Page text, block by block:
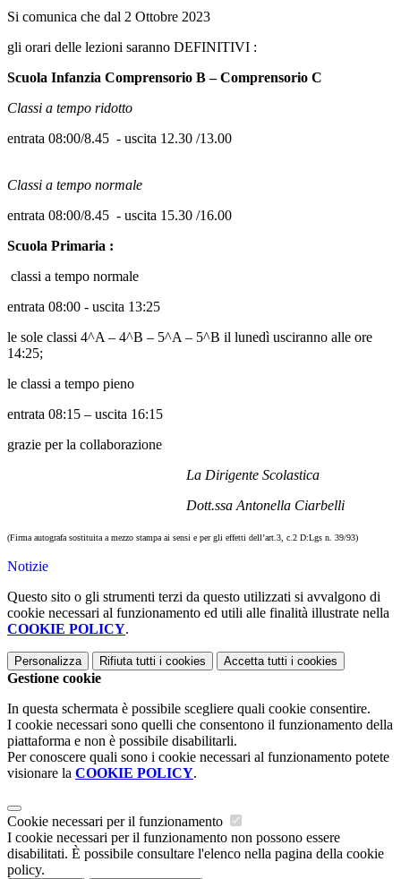
Si comunica che dal 2 Ottobre 2023
gli orari delle lezioni saranno DEFINITIVI :
Scuola Infanzia Comprensorio B – Comprensorio C
Classi a tempo ridotto
entrata 08:00/8.45 - uscita 12.30 /13.00
Classi a tempo normale
entrata 08:00/8.45 - uscita 15.30 /16.00
Scuola Primaria :
classi a tempo normale
entrata 08:00 - uscita 13:25
le sole classi 4^A – 4^B – 5^A – 5^B il lunedì usciranno alle ore
14:25;
le classi a tempo pieno
entrata 08:15 – uscita 16:15
grazie per la collaborazione
La Dirigente Scolastica
Dott.ssa Antonella Ciarbelli
(Firma autografa sostituita a mezzo stampa ai sensi e per gli effetti dell’art.3, c.2 D:Lgs n. 39/93)
Notizie
Questo sito o gli strumenti terzi da questo utilizzati si avvalgono di
cookie necessari al funzionamento ed utili alle finalità illustrate nella
COOKIE POLICY.
Personalizza Rifiuta tutti i cookies Accetta tutti i cookies
Gestione cookie
In questa schermata è possibile scegliere quali cookie consentire.
I cookie necessari sono quelli che consentono il funzionamento della
piattaforma e non è possibile disabilitarli.
Per conoscere quali sono i cookie necessari al funzionamento potete
visionare la COOKIE POLICY.
Cookie necessari per il funzionamento
I cookie necessari per il funzionamento non possono essere
disabilitati. È possibile consultare l'elenco nella pagina della cookie
policy.